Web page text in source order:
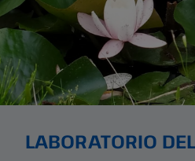
LABORATORIO